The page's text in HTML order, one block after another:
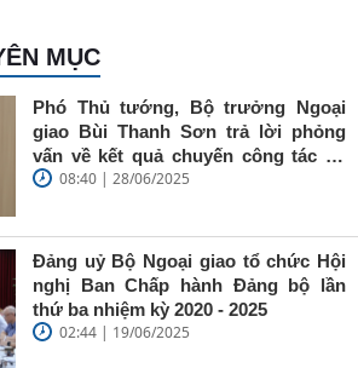
MỤC
Phó Thủ tướng, Bộ trưởng Ngoại
giao Bùi Thanh Sơn trả lời phỏng
vấn về kết quả chuyến công tác tại
Trung Quốc của Thủ tướng Chính
08:40 | 28/06/2025
Đảng uỷ Bộ Ngoại giao tổ chức Hội
nghị Ban Chấp hành Đảng bộ lần
thứ ba nhiệm kỳ 2020 - 2025
02:44 | 19/06/2025